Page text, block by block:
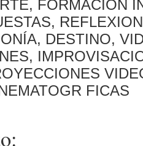
FORMACIÓN
DESTINO,
FICAS